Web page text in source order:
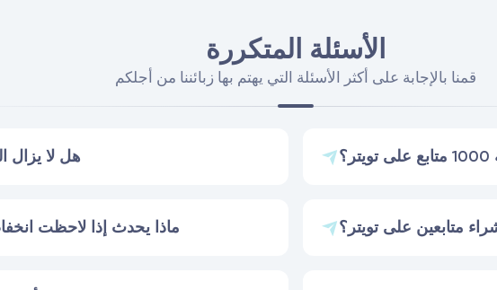
الأسئلة المتكررة
قمنا بالإجابة على أكثر الأسئلة التي يهتم بها زبائننا من أجلكم
هل لا يزال
ماذا يحدث إذا لاحظت متابعين على تويتر؟